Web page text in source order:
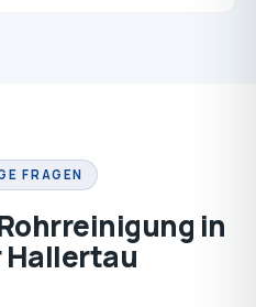
FRAGEN
in
Hallertau